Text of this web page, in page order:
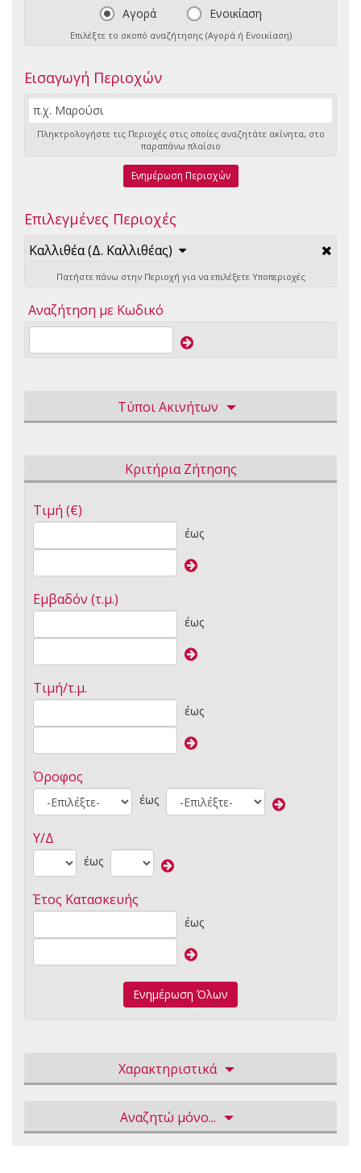
Αγορά Ενοικίαση
Επιλέξτε το σκοπό αναζήτησης (Αγορά ή Ενοικίαση)
Εισαγωγή Περιοχών
Πληκτρολογήστε τις Περιοχές στις οποίες αναζητάτε ακίνητα, στο
παραπάνω πλαίσιο
Ενημέρωση Περιοχών
Επιλεγμένες Περιοχές
Καλλιθέα (Δ. Καλλιθέας)
Πατήστε πάνω στην Περιοχή για να επιλέξετε Υποπεριοχές
Αναζήτηση με Κωδικό
Τύποι Ακινήτων
Κριτήρια Ζήτησης
Τιμή (€)
έως
Εμβαδόν (τ.μ.)
έως
Τιμή/τ.μ.
έως
Όροφος
έως
Υ/Δ
έως
Έτος Κατασκευής
έως
Ενημέρωση Όλων
Χαρακτηριστικά
Αναζητώ μόνο...